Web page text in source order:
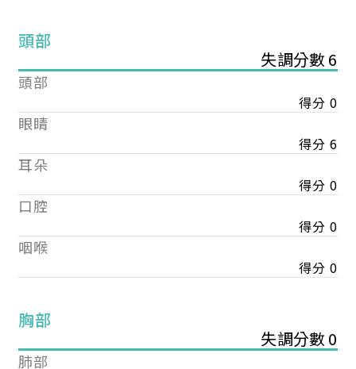
頭部
失調分數 6
頭部
得分 0
眼睛
得分 6
耳朵
得分 0
口腔
得分 0
咽喉
得分 0
胸部
失調分數 0
肺部